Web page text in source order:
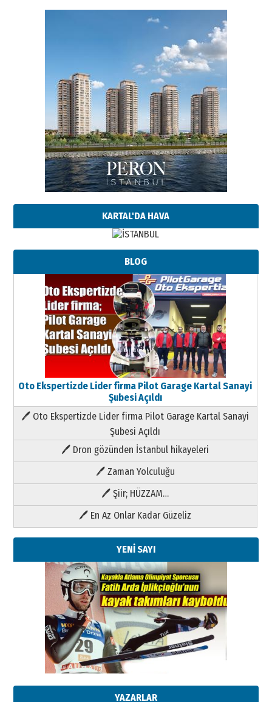
KARTAL'DA HAVA
BLOG
Oto Ekspertizde Lider firma Pilot Garage Kartal Sanayi
Şubesi Açıldı
🖊 Oto Ekspertizde Lider firma Pilot Garage Kartal Sanayi
Şubesi Açıldı
🖊 Dron gözünden İstanbul hikayeleri
🖊 Zaman Yolculuğu
🖊 Şiir; HÜZZAM…
🖊 En Az Onlar Kadar Güzeliz
YENİ SAYI
YAZARLAR
Kenan GÜLERCİ
Metin Külünk: Aileyi Korumak
11 Mayıs 2026 Pazartesi